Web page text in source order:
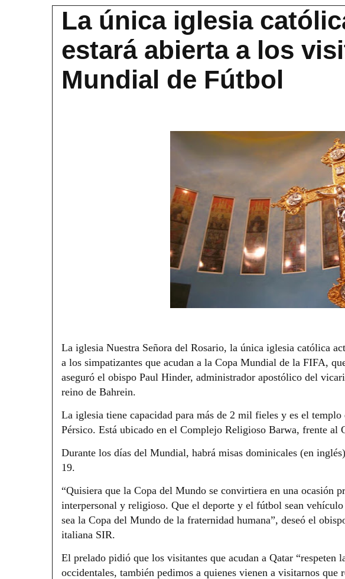
La única iglesia
estará abierta a los
Mundial de Fútbol
La iglesia Nuestra Señora del Rosario, la única iglesia católica
a los simpatizantes que acudan a la Copa Mundial de la FIFA,
aseguró el obispo Paul Hinder, administrador apostólico del
reino de Bahrein.
La iglesia tiene capacidad para más de 2 mil fieles y es el
Pérsico. Está ubicado en el Complejo Religioso Barwa, frente al
Durante los días del Mundial, habrá misas dominicales (en
19.
“Quisiera que la Copa del Mundo se convirtiera en una ocasión
interpersonal y religioso. Que el deporte y el fútbol sean
sea la Copa del Mundo de la fraternidad humana”, deseó el
italiana SIR.
El prelado pidió que los visitantes que acudan a Qatar “respeten
occidentales, también pedimos a quienes vienen a visitarnos que